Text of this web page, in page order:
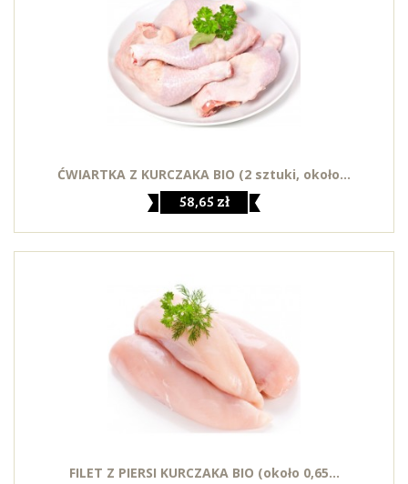
ĆWIARTKA Z KURCZAKA BIO (2 sztuki, około...
58,65 zł
FILET Z PIERSI KURCZAKA BIO (około 0,65...